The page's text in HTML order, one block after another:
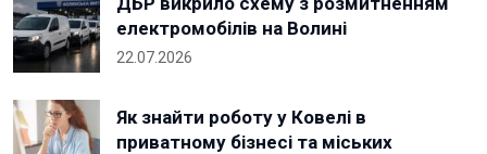
електромобілів на Волині
22.07.2026
Як знайти роботу у Ковелі в
приватному бізнесі та міських